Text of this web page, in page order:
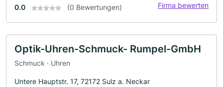
0.0 (0 Bewertungen) Firma bewerten
Optik-Uhren-Schmuck- Rumpel-GmbH
Schmuck · Uhren
Untere Hauptstr. 17, 72172 Sulz a. Neckar